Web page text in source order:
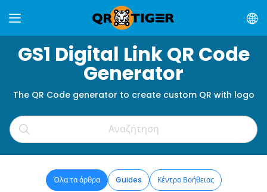
GS1 Digital Link QR Code
Generator
The QR Code generator to create custom QR with logo
Όλα τα άρθρα Guides Κέντρο Βοήθειας